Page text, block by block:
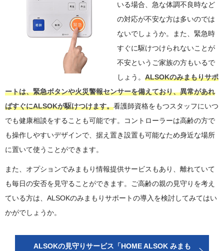
いる場合、急な体調不良時など
の対応が不安な方は多いのでは
ないでしょうか。また、緊急時
すぐに駆けつけられないことが
不安というご家族の方もいるで
しょう。 ALSOKのみまもりサポ
ートは、緊急ボタンや火災警報センサーを備えており、異常があれ
ばすぐにALSOKが駆けつけます。看護師資格をもつスタッフにいつ
でも健康相談をすることも可能です。コントローラーは高齢の方で
も操作しやすいデザインで、据え置き設置も可能なため身近な場所
に置いて使うことができます。
また、オプションでみまもり情報提供サービスもあり、離れていて
も毎日の安否を見守ることができます。ご高齢の親の見守りを考え
ている方は、ALSOKのみまもりサポートの導入を検討してみてはい
かがでしょうか。
ALSOKの見守りサービス「HOME ALSOK みまも